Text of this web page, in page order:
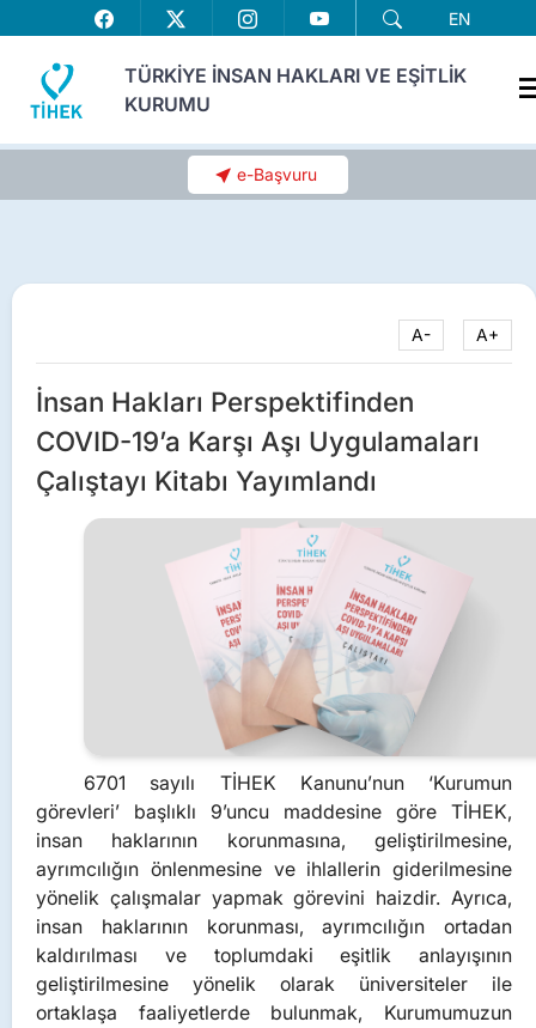
EN
TÜRKİYE İNSAN HAKLARI VE EŞİTLİK
KURUMU
e-Başvuru
A- A+
İnsan Hakları Perspektifinden
COVID-19’a Karşı Aşı Uygulamaları
Çalıştayı Kitabı Yayımlandı
6701 sayılı TİHEK Kanunu’nun ‘Kurumun
görevleri’ başlıklı 9’uncu maddesine göre TİHEK,
insan haklarının korunmasına, geliştirilmesine,
ayrımcılığın önlenmesine ve ihlallerin giderilmesine
yönelik çalışmalar yapmak görevini haizdir. Ayrıca,
insan haklarının korunması, ayrımcılığın ortadan
kaldırılması ve toplumdaki eşitlik anlayışının
geliştirilmesine yönelik olarak üniversiteler ile
ortaklaşa faaliyetlerde bulunmak, Kurumumuzun